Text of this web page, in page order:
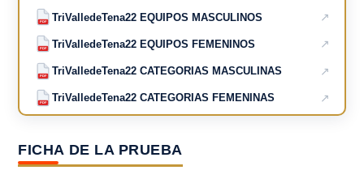
PDF TriValledeTena22 EQUIPOS MASCULINOS ↗
PDF TriValledeTena22 EQUIPOS FEMENINOS ↗
PDF TriValledeTena22 CATEGORIAS MASCULINAS ↗
PDF TriValledeTena22 CATEGORIAS FEMENINAS ↗
FICHA DE LA PRUEBA